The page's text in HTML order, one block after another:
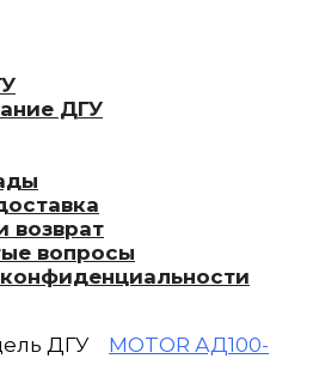
ДГУ
возврат
вопросы
ДГУ
MOTOR АД100-